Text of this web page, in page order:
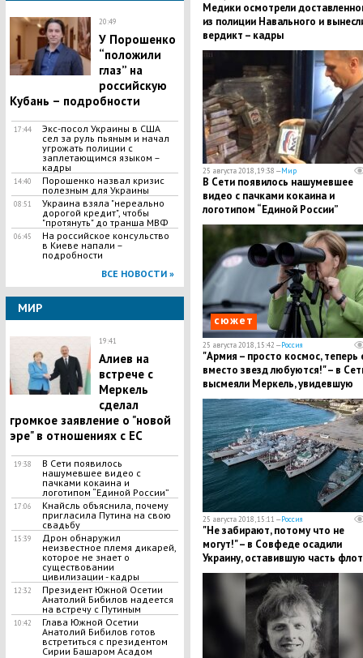
20:49
У Порошенко
“положили
глаз” на
российскую
Кубань – подробности
17:44
Экс-посол Украины в США
сел за руль пьяным и начал
угрожать полиции с
заплетающимся языком –
кадры
14:40
Порошенко назвал кризис
полезным для Украины
08:51
Украина взяла "нереально
дорогой кредит", чтобы
"протянуть" до транша МВФ
06:45
На российское консульство
в Киеве напали –
подробности
ВСЕ НОВОСТИ »
МИР
19:41
Алиев на
встрече с
Меркель
сделал
громкое заявление о "новой
эре" в отношениях с ЕС
19:38
В Сети появилось
нашумевшее видео с
пачками кокаина и
логотипом “Единой России”
17:06
Кнайсль объяснила, почему
пригласила Путина на свою
свадьбу
15:39
​Дрон обнаружил
неизвестное племя дикарей,
которое не знает о
существовании
цивилизации - кадры
12:32
Президент Южной Осетии
Анатолий Бибилов надеется
на встречу с Путиным
10:42
Глава Южной Осетии
Анатолий Бибилов готов
встретиться с президентом
Сирии Башаром Асадом
Медики осмотрели
из полиции Навального и
вердикт – кадры
25 августа 2018, 19:38 —Мир
В Сети появилось нашумевшее
видео с пачками кокаина и
логотипом “Единой России”
сюжет
25 августа 2018, 15:42 —Россия
"Армия – просто космос, теперь
вместо звезд любуются!" – в
высмеяли Меркель, увидевшую
военных РФ в бинокль
25 августа 2018, 15:11 —Россия
"Не забирают, потому что не
могут!" – в Совфеде осадили
Украину, оставившую часть
Крыму